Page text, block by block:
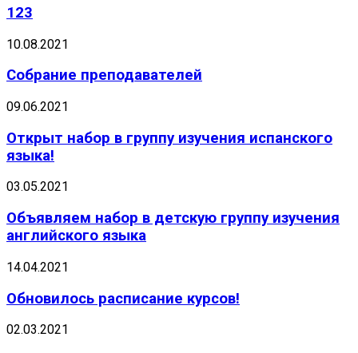
123
10.08.2021
Собрание преподавателей
09.06.2021
Открыт набор в группу изучения испанского
языка!
03.05.2021
Объявляем набор в детскую группу изучения
английского языка
14.04.2021
Обновилось расписание курсов!
02.03.2021